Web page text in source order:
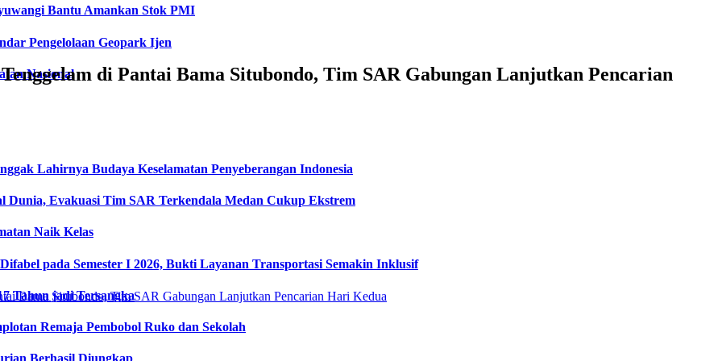
Bantu Amankan Stok PMI
Pengelolaan Geopark Ijen
Nasional
Lahirnya Budaya Keselamatan Penyeberangan Indonesia
Dunia, Evakuasi Tim SAR Terkendala Medan Cukup Ekstrem
Naik Kelas
pada Semester I 2026, Bukti Layanan Transportasi Semakin Inklusif
Tahun jadi Tersangka
Remaja Pembobol Ruko dan Sekolah
di Pantai Bama Situbondo, Tim SAR Gabungan Lanjutkan Pencarian